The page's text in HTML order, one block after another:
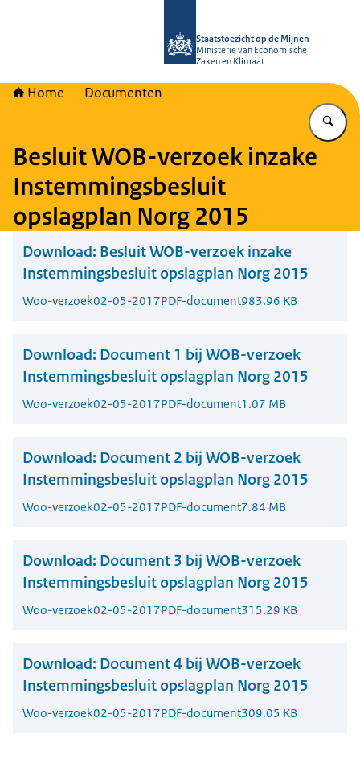
Staatstoezicht op de Mijnen
Ministerie van Economische
Zaken en Klimaat
Home Documenten
Besluit WOB-verzoek inzake
Instemmingsbesluit
opslagplan Norg 2015
Download: Besluit WOB-verzoek inzake
Instemmingsbesluit opslagplan Norg 2015
Woo-verzoek02-05-2017PDF-document983.96 KB
Download: Document 1 bij WOB-verzoek
Instemmingsbesluit opslagplan Norg 2015
Woo-verzoek02-05-2017PDF-document1.07 MB
Download: Document 2 bij WOB-verzoek
Instemmingsbesluit opslagplan Norg 2015
Woo-verzoek02-05-2017PDF-document7.84 MB
Download: Document 3 bij WOB-verzoek
Instemmingsbesluit opslagplan Norg 2015
Woo-verzoek02-05-2017PDF-document315.29 KB
Download: Document 4 bij WOB-verzoek
Instemmingsbesluit opslagplan Norg 2015
Woo-verzoek02-05-2017PDF-document309.05 KB